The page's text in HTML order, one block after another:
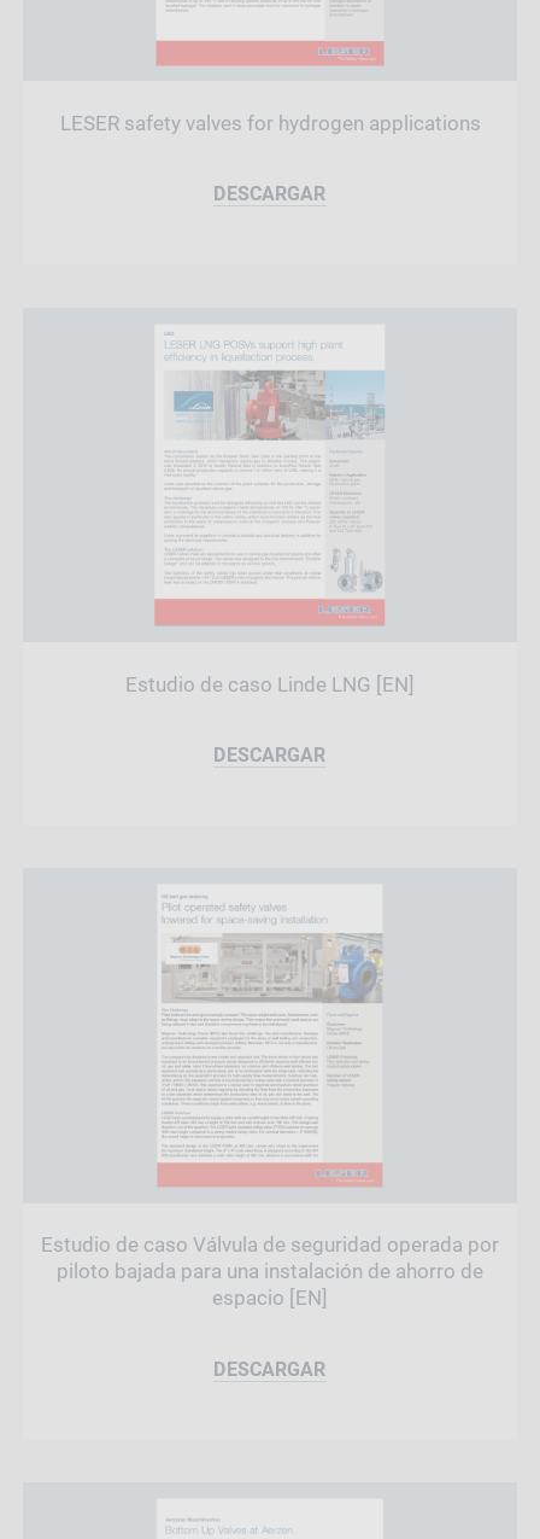
LESER safety valves for hydrogen applications
DESCARGAR
Estudio de caso Linde LNG [EN]
DESCARGAR
Estudio de caso Válvula de seguridad operada por
piloto bajada para una instalación de ahorro de
espacio [EN]
DESCARGAR